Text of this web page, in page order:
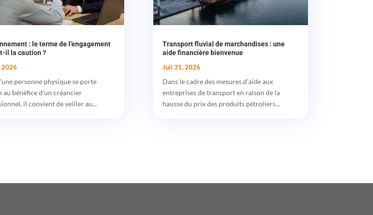
: le terme de l’engagement
il la caution ?
2026
personne physique se porte
au bénéfice d’un créancier
il convient de veiller au...
Transport fluvial de marchandises : une
aide financière bienvenue
Juil 31, 2026
Dans le cadre des mesures d'aide aux
entreprises de transport en raison de la
hausse du prix des produits pétroliers...